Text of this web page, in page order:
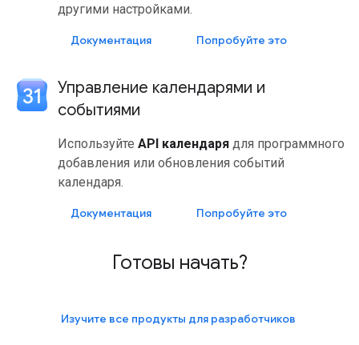
другими настройками.
Документация Попробуйте это
Управление календарями и
событиями
Используйте API календаря для программного
добавления или обновления событий
календаря.
Документация Попробуйте это
Готовы начать?
Изучите все продукты для разработчиков